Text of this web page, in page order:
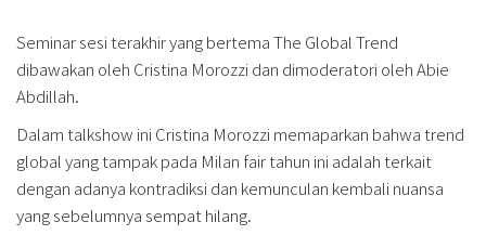
Seminar sesi terakhir yang bertema The Global Trend
dibawakan oleh Cristina Morozzi dan dimoderatori oleh Abie
Abdillah.
Dalam talkshow ini Cristina Morozzi memaparkan bahwa trend
global yang tampak pada Milan fair tahun ini adalah terkait
dengan adanya kontradiksi dan kemunculan kembali nuansa
yang sebelumnya sempat hilang.